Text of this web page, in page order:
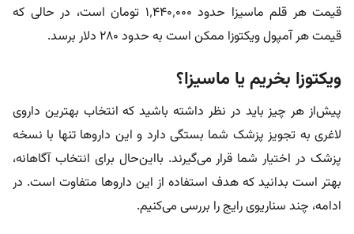
قیمت هر قلم ماسیزا حدود ۱٬۴۴۰٬۰۰۰ تومان است، در حالی که
قیمت هر آمپول ویکتوزا ممکن است به حدود ۲۸۰ دلار برسد.
ویکتوزا بخریم یا ماسیزا؟
پیش‌از هر چیز باید در نظر داشته باشید که انتخاب بهترین داروی
لاغری به تجویز پزشک شما بستگی دارد و این داروها تنها با نسخه
پزشک در اختیار شما قرار می‌گیرند. با‌این‌حال برای انتخاب آگاهانه،
بهتر است بدانید که هدف استفاده از این داروها متفاوت است. در
ادامه، چند سناریوی رایج را بررسی می‌کنیم.